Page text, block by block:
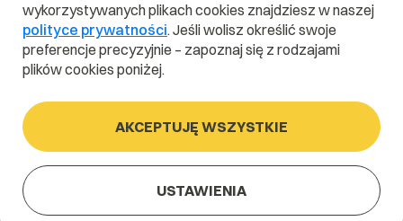
Promocja .pl od0,00 zł.site 0,90 zł.online 0,90 zł
wykorzystywanych plikach cookies znajdziesz w naszej
polityce prywatności. Jeśli wolisz określić swoje
preferencje precyzyjnie – zapoznaj się z rodzajami
plików cookies poniżej.
AKCEPTUJĘ WSZYSTKIE
USTAWIENIA